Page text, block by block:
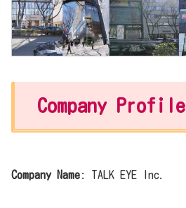
Company Profile
Company Name: TALK EYE Inc.